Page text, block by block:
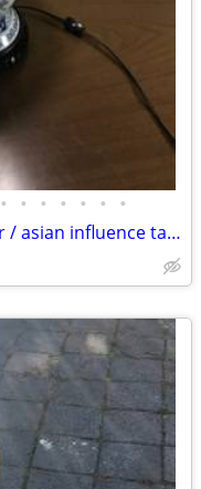
• • • • • • •
Vintage Warren Kessler Ginger jar / asian influence table lamp A171